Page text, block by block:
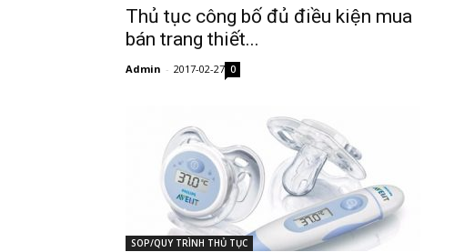
Thủ tục công bố đủ điều kiện mua
bán trang thiết...
Admin - 2017-02-27 0
SOP/QUY TRÌNH THỦ TỤC